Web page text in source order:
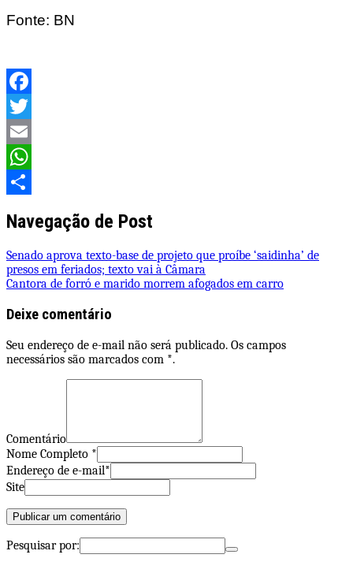
Fonte: BN
Facebook
Twitter
Email
WhatsApp
Navegação de Post
Senado aprova texto-base de projeto que proíbe ‘saidinha’ de
presos em feriados; texto vai à Câmara
Cantora de forró e marido morrem afogados em carro
Deixe comentário
Seu endereço de e-mail não será publicado. Os campos
necessários são marcados com *.
Comentário
Nome Completo *
Endereço de e-mail*
Site
Pesquisar por: